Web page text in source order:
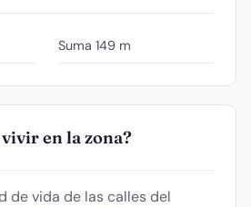
Suma 149 m
en la zona?
de vida de las calles del